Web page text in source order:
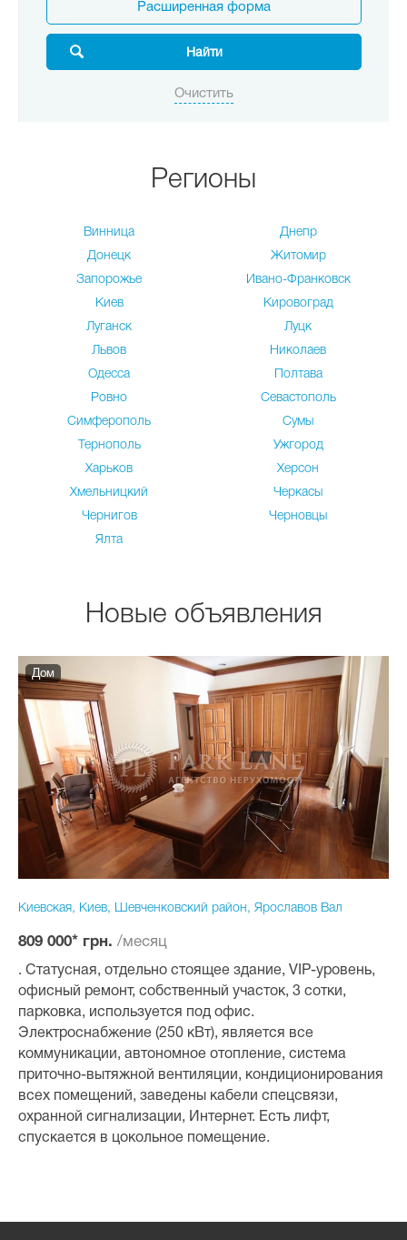
Расширенная форма
Регионы
Винница
Днепр
Донецк
Житомир
Запорожье
Ивано-Франковск
Киев
Кировоград
Луганск
Луцк
Львов
Николаев
Одесса
Полтава
Ровно
Севастополь
Симферополь
Сумы
Тернополь
Ужгород
Харьков
Херсон
Хмельницкий
Черкасы
Чернигов
Черновцы
Ялта
Новые объявления
Дом
Киевская, Киев, Шевченковский район, Ярославов Вал
809 000* грн. /месяц
. Статусная, отдельно стоящее здание, VIP-уровень,
офисный ремонт, собственный участок, 3 сотки,
парковка, используется под офис.
Электроснабжение (250 кВт), является все
коммуникации, автономное отопление, система
приточно-вытяжной вентиляции, кондиционирования
всех помещений, заведены кабели спецсвязи,
охранной сигнализации, Интернет. Есть лифт,
спускается в цокольное помещение.